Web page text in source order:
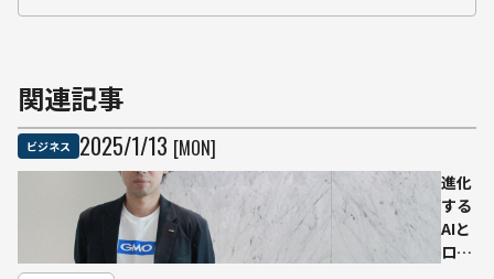
関連記事
ビジネス 2025/1/13 [MON]
進化
する
AIと
ロボ